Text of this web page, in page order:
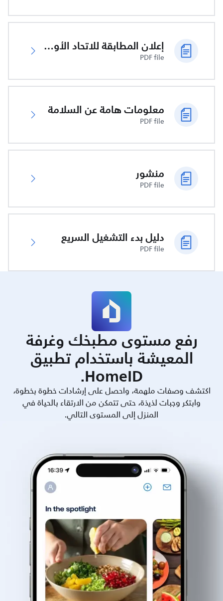
إعلان المطابقة للاتحاد الأوروبي
PDF file
معلومات هامة عن السلامة
PDF file
منشور
PDF file
دليل بدء التشغيل السريع
PDF file
رفع مستوى مطبخك وغرفة
المعيشة باستخدام تطبيق
HomeID.
اكتشف وصفات ملهمة، واحصل على إرشادات خطوة بخطوة،
وابتكر وجبات لذيذة، حتى تتمكن من الارتقاء بالحياة في
المنزل إلى المستوى التالي.